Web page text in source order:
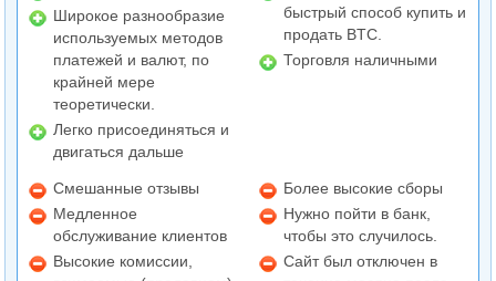
Широкое разнообразие
используемых методов
платежей и валют, по
крайней мере
теоретически.
Легко присоединяться и
двигаться дальше
быстрый способ купить и
продать BTC.
Торговля наличными
Смешанные отзывы
Медленное
обслуживание клиентов
Высокие комиссии,
Более высокие сборы
Нужно пойти в банк,
чтобы это случилось.
Сайт был отключен в